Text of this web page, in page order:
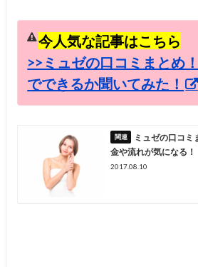
今人気な記事はこちら
>>ミュゼの口コミまとめ
でできるか聞いてみた！
ミュゼの口コミ
金や流れが気になる！
2017.08.10